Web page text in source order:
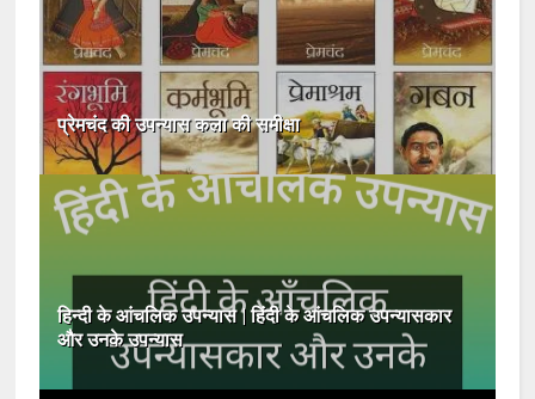
प्रेमचंद की उपन्यास कला की समीक्षा
हिन्दी के आंचलिक उपन्यास | हिंदी के आंचलिक उपन्यासकार
और उनके उपन्यास